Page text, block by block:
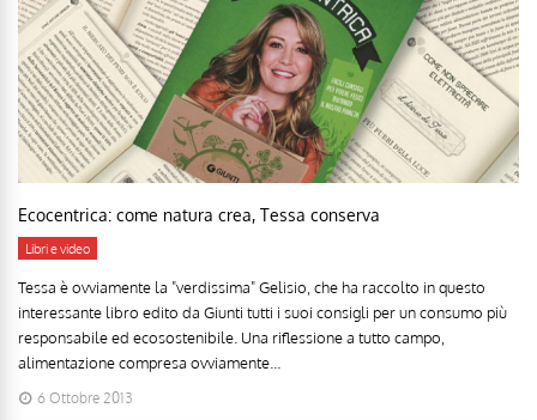
Ecocentrica: come natura crea, Tessa conserva
Libri e video
Tessa è ovviamente la "verdissima" Gelisio, che ha raccolto in questo
interessante libro edito da Giunti tutti i suoi consigli per un consumo più
responsabile ed ecosostenibile. Una riflessione a tutto campo,
alimentazione compresa ovviamente...
6 Ottobre 2013